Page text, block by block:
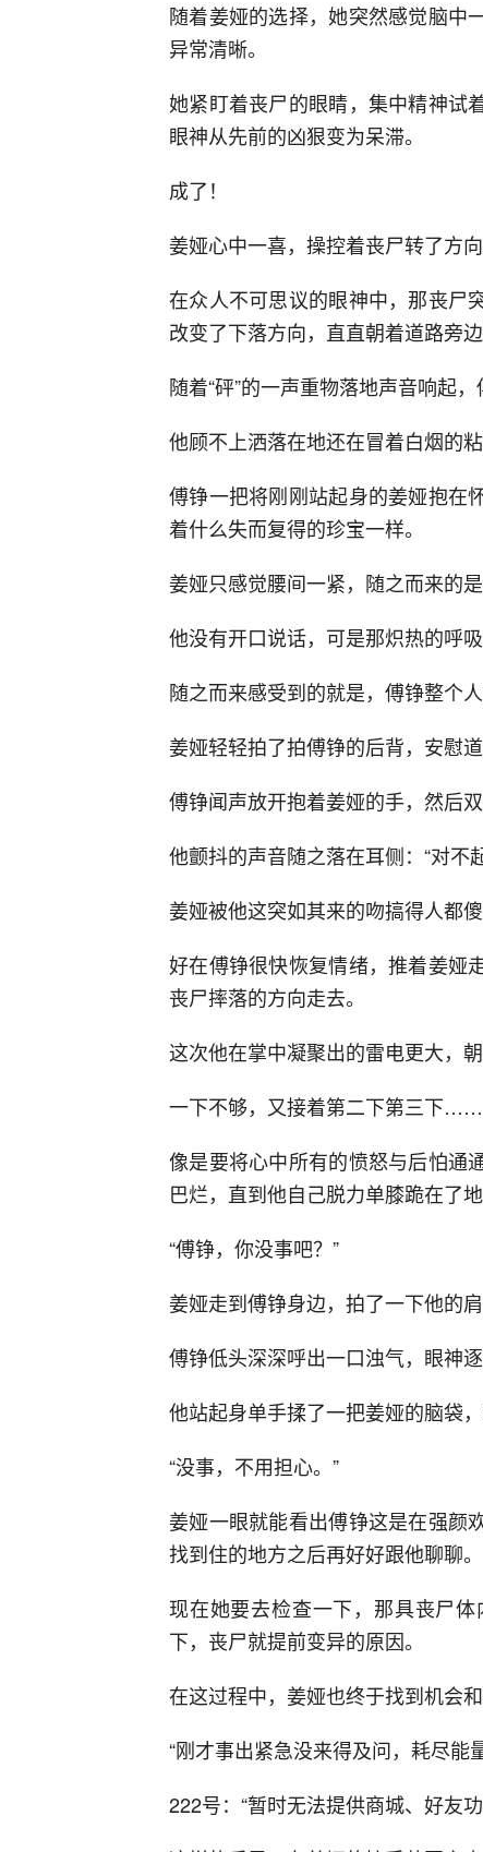
随着姜娅的选择，她突然感觉脑中
异常清晰。
她紧盯着丧尸的眼睛，集中精神试
眼神从先前的凶狠变为呆滞。
成了！
姜娅心中一喜，操控着丧尸转了方向
在众人不可思议的眼神中，那丧尸
改变了下落方向，直直朝着道路旁边
随着“砰”的一声重物落地声音响起，
他顾不上洒落在地还在冒着白烟的
傅铮一把将刚刚站起身的姜娅抱在
着什么失而复得的珍宝一样。
姜娅只感觉腰间一紧，随之而来的
他没有开口说话，可是那炽热的呼
随之而来感受到的就是，傅铮整个人
姜娅轻轻拍了拍傅铮的后背，安慰
傅铮闻声放开抱着姜娅的手，然后
他颤抖的声音随之落在耳侧：“对不
姜娅被他这突如其来的吻搞得人都
好在傅铮很快恢复情绪，推着姜娅
丧尸摔落的方向走去。
这次他在掌中凝聚出的雷电更大，
一下不够，又接着第二下第三下……
像是要将心中所有的愤怒与后怕通
巴烂，直到他自己脱力单膝跪在了地
“傅铮，你没事吧？”
姜娅走到傅铮身边，拍了一下他的肩
傅铮低头深深呼出一口浊气，眼神逐
他站起身单手揉了一把姜娅的脑袋
“没事，不用担心。”
姜娅一眼就能看出傅铮这是在强颜
找到住的地方之后再好好跟他聊聊。
现在她要去检查一下，那具丧尸
下，丧尸就提前变异的原因。
在这过程中，姜娅也终于找到机会
“刚才事出紧急没来得及问，耗尽能
222号：“暂时无法提供商城、好友